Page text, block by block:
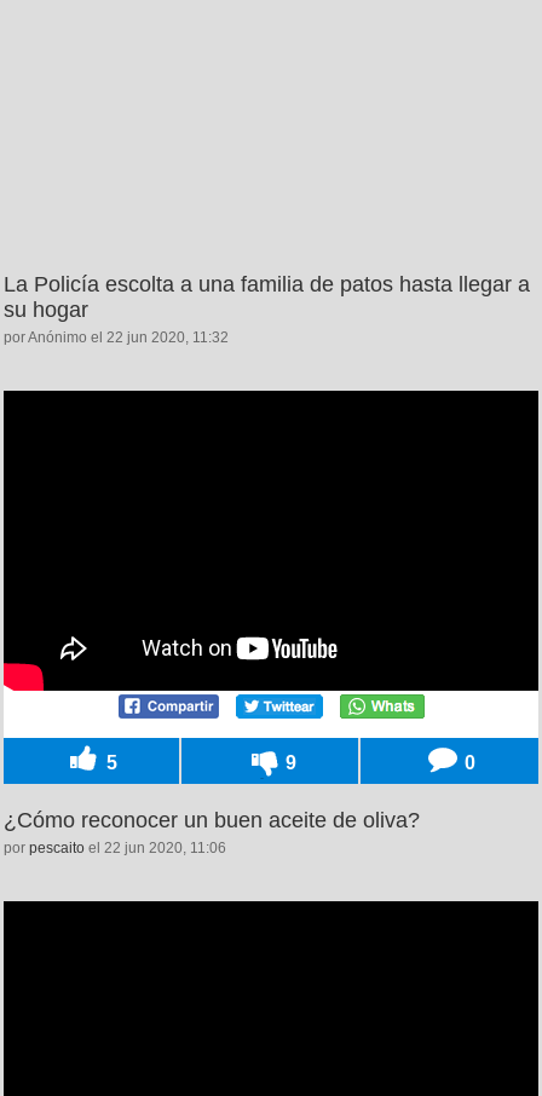
La Policía escolta a una familia de patos hasta llegar a
su hogar
por Anónimo el 22 jun 2020, 11:32
5 9 0
¿Cómo reconocer un buen aceite de oliva?
por pescaito el 22 jun 2020, 11:06